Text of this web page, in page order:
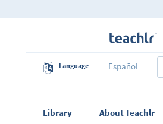
que les guste, ÉXITOS.
Language Español
Library About Teachlr